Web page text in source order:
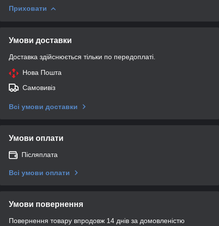
Приховати
Умови доставки
Доставка здійснюється тільки по передоплаті.
Нова Пошта
Самовивіз
Всі умови доставки
Умови оплати
Післяплата
Всі умови оплати
Умови повернення
Повернення товару впродовж 14 днів за домовленістю